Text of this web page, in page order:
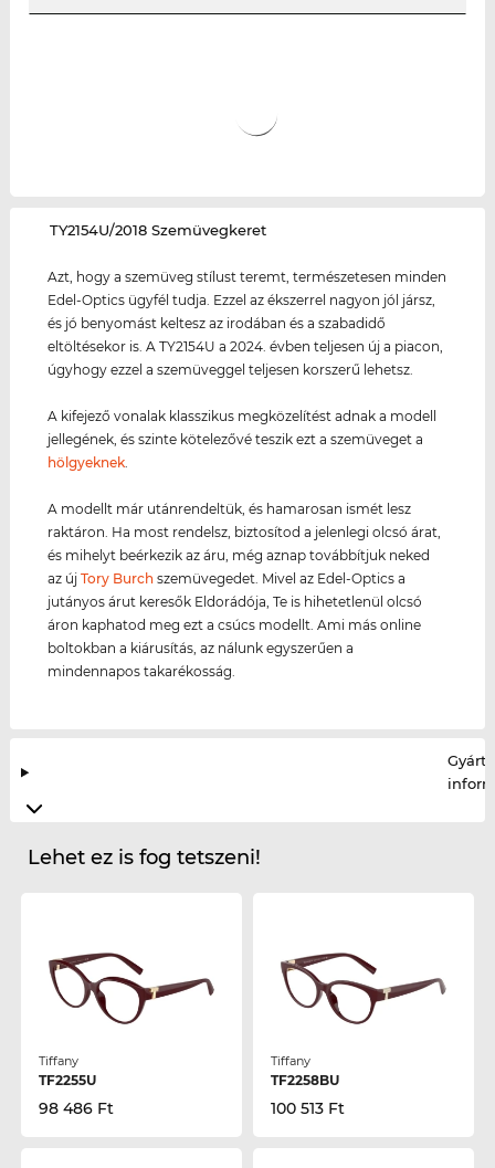
‌TY2154U/2018 Szemüvegkeret
Azt, hogy a szemüveg stílust teremt, természetesen minden
Edel-Optics ügyfél tudja. Ezzel az ékszerrel nagyon jól jársz,
és jó benyomást keltesz az irodában és a szabadidő
eltöltésekor is. A TY2154U a 2024. évben teljesen új a piacon,
úgyhogy ezzel a szemüveggel teljesen korszerű lehetsz.
A kifejező vonalak klasszikus megközelítést adnak a modell
jellegének, és szinte kötelezővé teszik ezt a szemüveget a
hölgyeknek.
A modellt már utánrendeltük, és hamarosan ismét lesz
raktáron. Ha most rendelsz, biztosítod a jelenlegi olcsó árat,
és mihelyt beérkezik az áru, még aznap továbbítjuk neked
az újTory Burch szemüvegedet. Mivel az Edel-Optics a
jutányos árut keresők Eldorádója, Te is hihetetlenül olcsó
áron kaphatod meg ezt a csúcs modellt. Ami más online
boltokban a kiárusítás, az nálunk egyszerűen a
mindennapos takarékosság.
Lehet ez is fog tetszeni!
Tiffany
TF2255U
98 486 Ft
Tiffany
TF2258BU
100 513 Ft